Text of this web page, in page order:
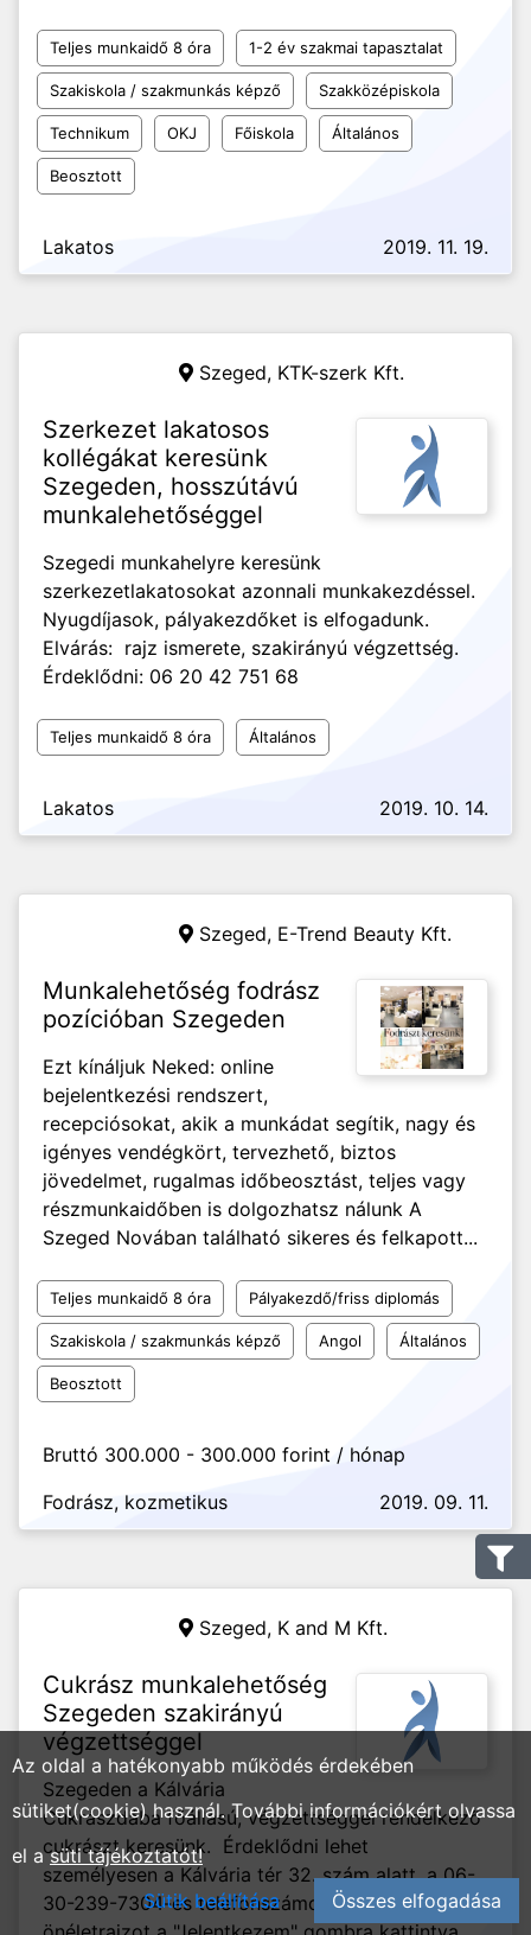
Teljes munkaidő 8 óra 1-2 év szakmai tapasztalat
Szakiskola / szakmunkás képző Szakközépiskola
Technikum OKJ Főiskola Általános
Beosztott
Lakatos 2019. 11. 19.
Szeged, KTK-szerk Kft.
Szerkezet lakatosos
kollégákat keresünk
Szegeden, hosszútávú
munkalehetőséggel
Szegedi munkahelyre keresünk
szerkezetlakatosokat azonnali munkakezdéssel.
Nyugdíjasok, pályakezdőket is elfogadunk.
Elvárás: rajz ismerete, szakirányú végzettség.
Érdeklődni: 06 20 42 751 68
Teljes munkaidő 8 óra Általános
Lakatos 2019. 10. 14.
Szeged, E-Trend Beauty Kft.
Munkalehetőség fodrász
pozícióban Szegeden
Ezt kínáljuk Neked: online
bejelentkezési rendszert,
recepciósokat, akik a munkádat segítik, nagy és
igényes vendégkört, tervezhető, biztos
jövedelmet, rugalmas időbeosztást, teljes vagy
részmunkaidőben is dolgozhatsz nálunk A
Szeged Novában található sikeres és felkapott...
Teljes munkaidő 8 óra Pályakezdő/friss diplomás
Szakiskola / szakmunkás képző Angol Általános
Beosztott
Bruttó 300.000 - 300.000 forint / hónap
Fodrász, kozmetikus
2019. 09. 11.
Szeged, K and M Kft.
Cukrász munkalehetőség
Szegeden szakirányú
végzettséggel
Szegeden a Kálvária
Cukrászdába főállású, végzettséggel rendelkező
cukrászt keresünk. Érdeklődni lehet
személyesen a Kálvária tér 32. szám alatt, a 06-
30-239-7304-es telefonszámon, illetve az
Az oldal a hatékonyabb működés érdekében
sütiket(cookie) használ. További információkért olvassa
el asüti tájékoztatót!
Sütik beállítása
Összes elfogadása